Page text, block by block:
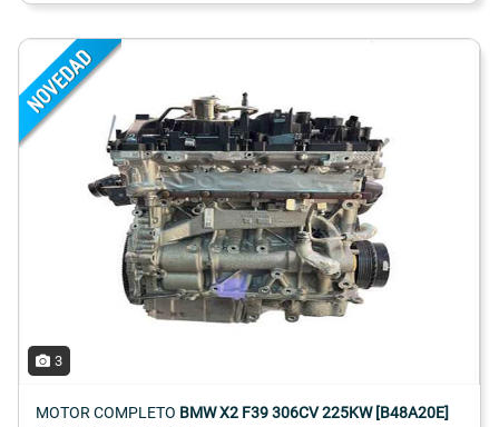
3
MOTOR COMPLETO BMW X2 F39 306CV 225KW [B48A20E]